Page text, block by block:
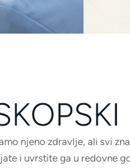
njeno zdravlje, ali svi
i uvrstite ga u redovne